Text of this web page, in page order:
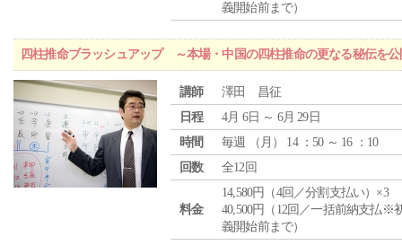
義開始前まで）
四柱推命ブラッシュアップ ～本場・中国の四柱推命の更なる秘伝を
講師
澤田 昌征
日程
4月 6日 ～ 6月 29日
時間
毎週 （ 月 ） 14 ：50 ～ 16 ：10
回数
全12回
料金
14,580円（4回／分割支払い）×3
40,500円（12回／一括前納支払※
義開始前まで）